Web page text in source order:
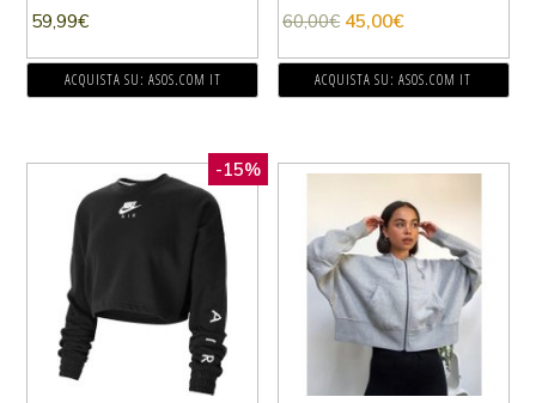
59,99€
ACQUISTA SU: ASOS.COM IT
60,00€ 45,00€
ACQUISTA SU: ASOS.COM IT
-15%